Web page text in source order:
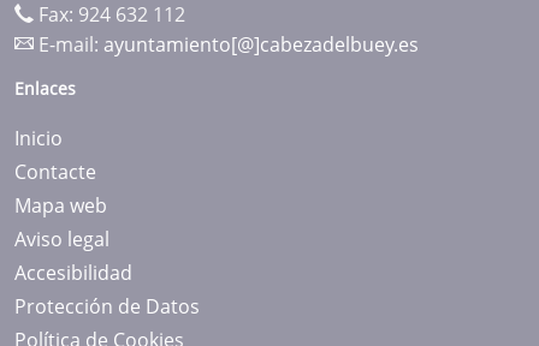
Fax: 924 632 112
E-mail: ayuntamiento[@]cabezadelbuey.es
Enlaces
Inicio
Contacte
Mapa web
Aviso legal
Accesibilidad
Protección de Datos
Política de Cookies